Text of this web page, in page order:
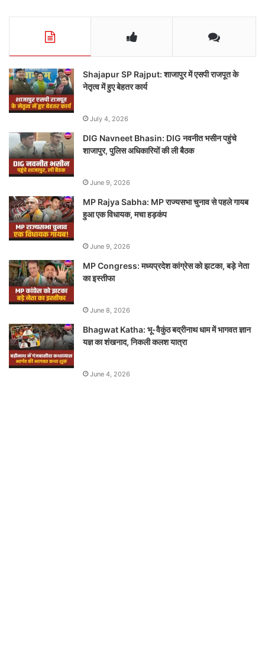
Shajapur SP Rajput: शाजापुर में एसपी राजपूत के
नेतृत्व में हुए बेहतर कार्य
July 4, 2026
DIG Navneet Bhasin: DIG नवनीत भसीन पहुंचे
शाजापुर, पुलिस अधिकारियों की ली बैठक
June 9, 2026
MP Rajya Sabha: MP राज्यसभा चुनाव से पहले गायब
हुआ एक विधायक, मचा हड़कंप
June 9, 2026
MP Congress: मध्यप्रदेश कांग्रेस को झटका, बड़े नेता
का इस्तीफा
June 8, 2026
Bhagwat Katha: भू-वैकुंठ बद्रीनाथ धाम में भागवत ज्ञान
यज्ञ का शंखनाद, निकली कलश यात्रा
June 4, 2026